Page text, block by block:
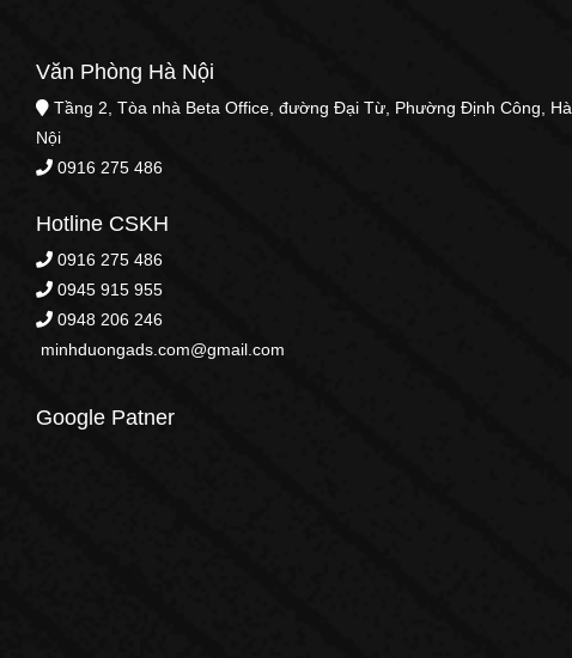
Văn Phòng Hà Nội
Tầng 2, Tòa nhà Beta Office, đường Đại Từ, Phường Định Công, Hà
Nội
0916 275 486
Hotline CSKH
0916 275 486
0945 915 955
0948 206 246
minhduongads.com@gmail.com
Google Patner